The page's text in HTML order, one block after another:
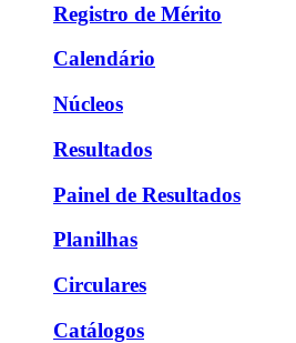
Registro de Mérito
Calendário
Núcleos
Resultados
Painel de Resultados
Planilhas
Circulares
Catálogos